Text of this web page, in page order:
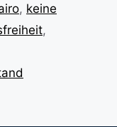
, keine
,